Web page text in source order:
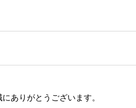
ありがとうございます。